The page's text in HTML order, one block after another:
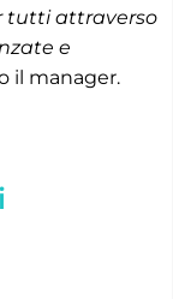
tutti attraverso
e
il manager.